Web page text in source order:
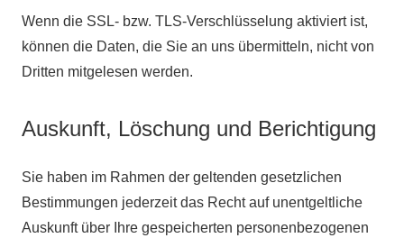
Wenn die SSL- bzw. TLS-Verschlüsselung aktiviert ist,
können die Daten, die Sie an uns übermitteln, nicht von
Dritten mitgelesen werden.
Auskunft, Löschung und Berichtigung
Sie haben im Rahmen der geltenden gesetzlichen
Bestimmungen jederzeit das Recht auf unentgeltliche
Auskunft über Ihre gespeicherten personenbezogenen